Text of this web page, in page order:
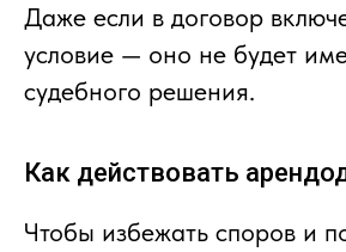
Даже если в договор
условие — оно не будет
судебного решения.
Как действовать
Чтобы избежать споров и